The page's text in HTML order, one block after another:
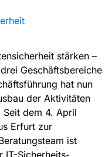
stärken –
Geschäftsbereiche
hat nun
der Aktivitäten
Seit dem 4. April
Erfurt zur
ist
IT-Sicherheits-,